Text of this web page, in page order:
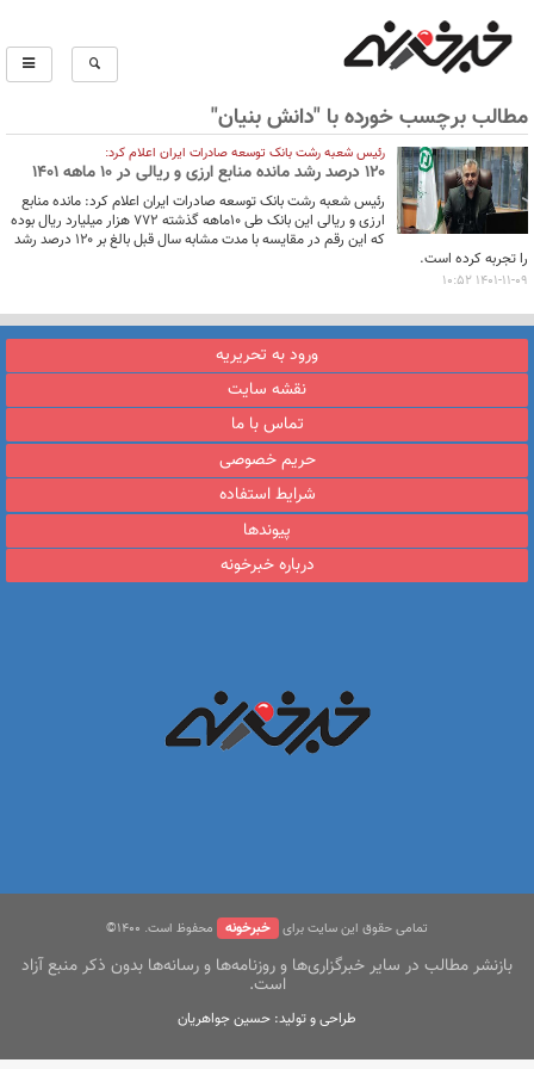
مطالب برچسب خورده با "دانش بنیان"
رئیس شعبه رشت بانک توسعه صادرات ایران اعلام کرد:
۱۲۰ درصد رشد مانده منابع ارزی و ریالی در 10 ماهه ۱۴۰۱
رئیس شعبه رشت بانک توسعه صادرات ایران اعلام کرد: مانده منابع
ارزی و ریالی این بانک طی 10ماهه گذشته ۷۷۲ هزار میلیارد ریال بوده
که این رقم در مقایسه با مدت مشابه سال قبل بالغ بر ۱۲۰ درصد رشد
را تجربه کرده است.
1401-11-09 10:52
ورود به تحریریه
نقشه سایت
تماس با ما
حریم خصوصی
شرایط استفاده
پیوندها
درباره خبرخونه
تمامی حقوق این سایت برای خبرخونه محفوظ است. ۱400©
بازنشر مطالب در سایر خبرگزاری‌ها و روزنامه‌ها و رسانه‌ها بدون ذکر منبع آزاد
است.
طراحی و تولید: حسین جواهریان